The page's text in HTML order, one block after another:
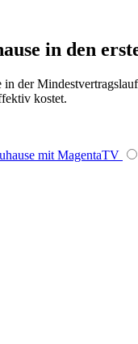
in den
der
kostet.
mit MagentaTV